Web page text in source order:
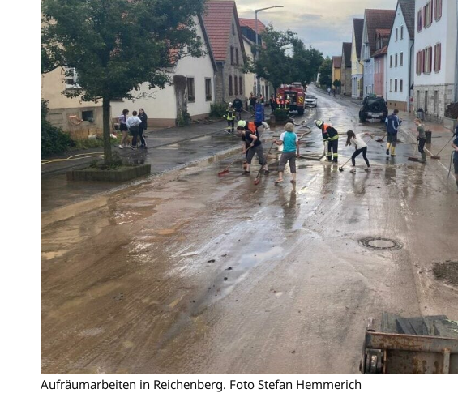
Aufräumarbeiten in Reichenberg. Foto Stefan Hemmerich